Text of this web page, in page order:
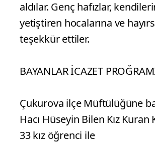
aldılar. Genç hafızlar,
yetiştiren hocalarına ve
teşekkür ettiler.
BAYANLAR İCAZET
Çukurova ilçe Müftülüğüne
Hacı Hüseyin Bilen Kız Kuran
33 kız öğrenci ile